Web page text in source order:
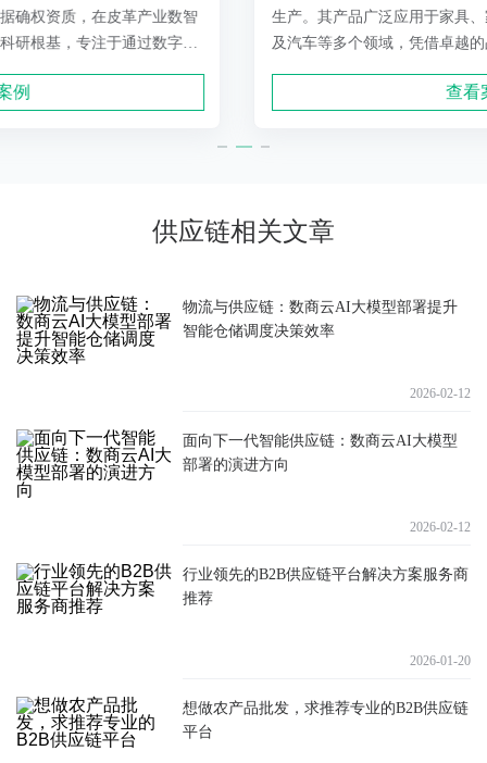
生产。其产品广泛应用于家具、家居、家电、工业、IT、金融
及汽车等多个领域，凭借卓越的品质和创新能力，赢得了市场
供应链相关文章
物流与供应链：数商云AI大模型部署提升
智能仓储调度决策效率
2026-02-12
面向下一代智能供应链：数商云AI大模型
部署的演进方向
2026-02-12
行业领先的B2B供应链平台解决方案服务商
推荐
2026-01-20
想做农产品批发，求推荐专业的B2B供应链
平台